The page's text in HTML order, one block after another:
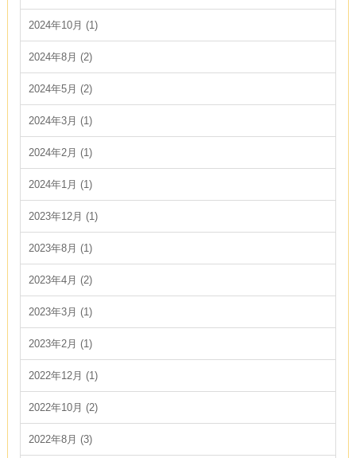
2024年10月 (1)
2024年8月 (2)
2024年5月 (2)
2024年3月 (1)
2024年2月 (1)
2024年1月 (1)
2023年12月 (1)
2023年8月 (1)
2023年4月 (2)
2023年3月 (1)
2023年2月 (1)
2022年12月 (1)
2022年10月 (2)
2022年8月 (3)